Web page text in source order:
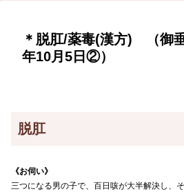
＊脱肛/薬毒(漢方) （御
年10月5日②）
脱肛
《お伺い》
三つになる男の子で、百日咳が大半解決し、